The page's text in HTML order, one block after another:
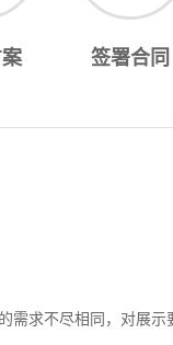
签署合同
需求不尽相同，对展